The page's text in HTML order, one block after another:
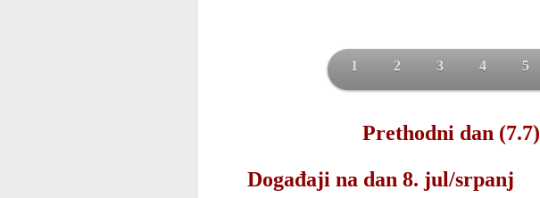
1 2 3 4 5
Prethodni dan (7.7)
Događaji na dan 8. jul/srpanj